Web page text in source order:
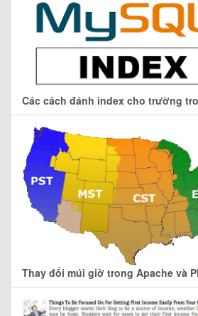
Các cách đánh index cho trường
Thay đổi múi giờ trong Apache và